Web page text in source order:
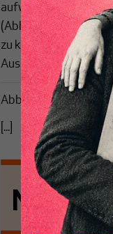
aufwärtsgerichtet
(Abbildung 1). Dafür
zu konstatieren,
Auslandsaufträge
Abbildung 1
[...]
Nichts